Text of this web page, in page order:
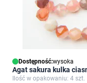
Dostępność:wysoka
Agat sakura kulka
Ilość w opakowaniu: 4 szt.